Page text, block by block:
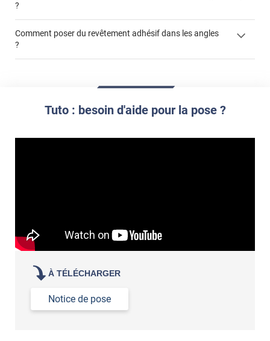
colle
?
Commander à la taille des carreaux et réappliquer un joint
propre par dessus
Comment poser du revêtement adhésif dans les angles
?
Tuto : besoin d'aide pour la pose ?
À TÉLÉCHARGER
Notice de pose